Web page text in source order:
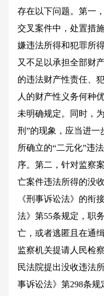
存在以下问题。第一
交叉案件中，处置措
嫌违法所得和犯罪所
又不足以承担全部财
的违法财产性责任、
人的财产性义务何种
未明确规定。同时，
刑”的现象，应当进一
所确立的“二元化”违
序。第二，针对监察
亡案件违法所得的没
《刑事诉讼法》的衔
法》第55条规定，职
亡，或者逃匿且在通
监察机关提请人民检
民法院提出没收违法
事诉讼法》第298条规